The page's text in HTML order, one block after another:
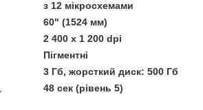
з 12 мікросхемами
60" (1524 мм)
2 400 х 1 200 dpi
Пігментні
3 Гб, жорсткий диск: 500 Гб
48 сек (рівень 5)